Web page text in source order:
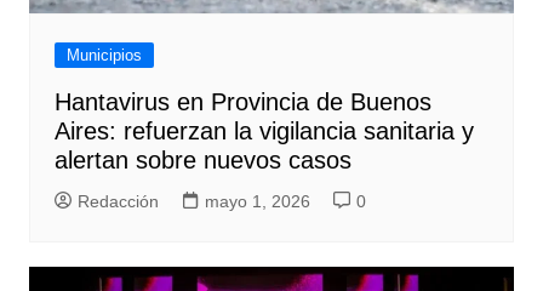
Municipios
Hantavirus en Provincia de Buenos
Aires: refuerzan la vigilancia sanitaria y
alertan sobre nuevos casos
Redacción mayo 1, 2026 0